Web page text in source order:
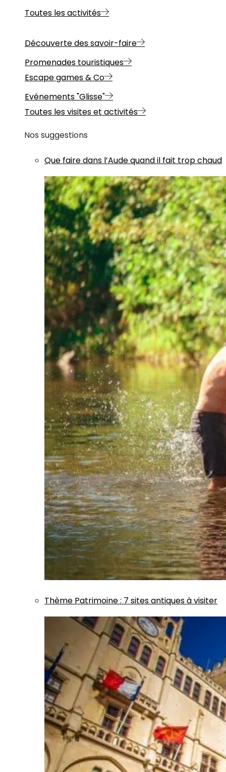
Toutes les activités
Découverte des savoir-faire
Promenades touristiques
Escape games & Co
Evénements "Glisse"
Toutes les visites et activités
Nos suggestions
Que faire dans l’Aude quand il fait trop chaud
Thème Patrimoine: 7 sites antiques à visiter